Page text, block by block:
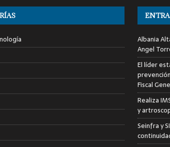
Albania
Angel
El líder
Fiscal
Realiza
y
Seinfra y